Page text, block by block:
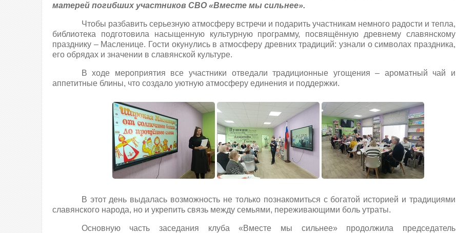
матерей погибших участников СВО «Вместе мы сильнее».
Чтобы разбавить серьезную атмосферу встречи и подарить участникам немного радости и тепла,
библиотека подготовила насыщенную культурную программу, посвящённую древнему славянскому
празднику – Масленице. Гости окунулись в атмосферу древних традиций: узнали о символах праздника,
его обрядах и значении в славянской культуре.
В ходе мероприятия все участники отведали традиционные угощения – ароматный чай и
аппетитные блины, что создало уютную атмосферу единения и поддержки.
В этот день выдалась возможность не только познакомиться с богатой историей и традициями
славянского народа, но и укрепить связь между семьями, переживающими боль утраты.
Основную часть заседания клуба «Вместе мы сильнее» продолжила председатель